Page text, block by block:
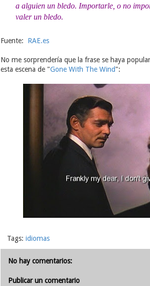
a alguien un bledo. Importarle, o no
valer un bledo.
Fuente: RAE.es
No me sorprendería que la frase se haya
esta escena de "Gone With The Wind":
Tags: idiomas
No hay comentarios:
Publicar un comentario